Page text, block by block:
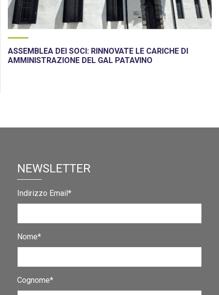
ASSEMBLEA DEI SOCI: RINNOVATE LE CARICHE DI
AMMINISTRAZIONE DEL GAL PATAVINO
NEWSLETTER
Indirizzo Email*
Nome*
Cognome*